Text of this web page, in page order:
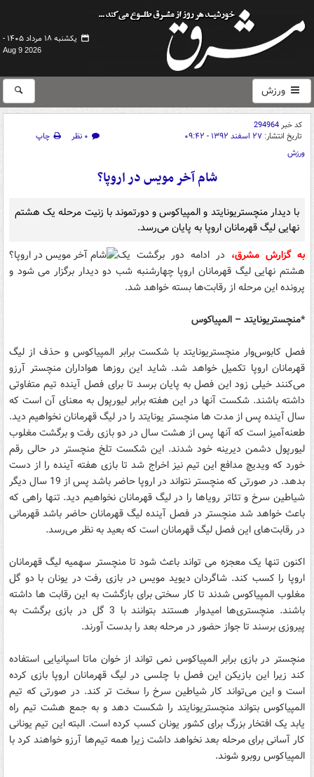
یکشنبه ۱۸ مرداد ۱۴۰۵ -
Aug 9 2026
ورزش
کد خبر294964
تاریخ انتشار: ۲۷ اسفند ۱۳۹۲ - ۰۹:۴۲ ۰ نظر
چاپ
ورزش
شام آخر مویس در اروپا؟
با دیدار منچستر‌یونایتد و المپیاکوس و دورتموند با زنیت مرحله یک هشتم
نهایی لیگ قهرمانان اروپا به پایان می‌رسد.
به گزارش مشرق، در ادامه دور برگشت یک
هشتم نهایی لیگ قهرمانان اروپا چهارشنبه شب دو دیدار برگزار می شود و
پرونده این مرحله از رقابت‌ها بسته خواهد شد.
*منچستر‌یونایتد – المپیاکوس
فصل کابوس‌وار منچستر‌یونایتد با شکست برابر المپیاکوس و حذف از لیگ
قهرمانان اروپا تکمیل خواهد شد. شاید این روز‌ها هواداران منچستر آرزو
می‌کنند خیلی زود این فصل به پایان برسد تا برای فصل آینده تیم متفاوتی
داشته باشند. شکست آنها در این هفته برابر لیورپول به معنای آن است که
سال آینده پس از مدت ها منچستر یونایتد را در لیگ قهرمانان نخواهیم دید.
طعنه‌آمیز است که آنها پس از هشت سال در دو بازی رفت و برگشت مغلوب
لیورپول دشمن دیرینه خود شدند. این شکست تلخ منچستر در حالی رقم
خورد که ویدیچ مدافع این تیم نیز اخراج شد تا بازی هفته آینده را از دست
بدهد. در صورتی که منچستر نتواند در اروپا حاضر باشد پس از 19 سال دیگر
شیاطین سرخ و تئاتر رویاها را در لیگ قهرمانان نخواهیم دید. تنها راهی که
باعث خواهد شد منچستر در فصل آینده لیگ قهرمانان حاضر باشد قهرمانی
در رقابت‌های این فصل لیگ قهرمانان است که بعید به نظر می‌رسد.
اکنون تنها یک معجزه می تواند باعث شود تا منچستر سهمیه لیگ قهرمانان
اروپا را کسب کند. شاگردان دیوید مویس در بازی رفت در یونان با دو گل
مغلوب المپیاکوس شدند تا کار سختی برای بازگشت به این رقابت ها داشته
باشند. منچستری‌ها امیدوار هستند بتوانند با 3 گل در بازی برگشت به
پیروزی برسند تا جواز حضور در مرحله بعد را بدست آورند.
منچستر در بازی برابر المپیاکوس نمی تواند از خوان ماتا اسپانیایی استفاده
کند زیرا این بازیکن این فصل با چلسی در لیگ قهرمانان اروپا بازی کرده
است و این می‌تواند کار شیاطین سرخ را سخت تر کند. در صورتی که تیم
المپیاکوس بتواند منچستر‌یونایتد را شکست دهد و به جمع هشت تیم راه
یابد یک افتخار بزرگ برای کشور یونان کسب کرده است. البته این تیم یونانی
کار آسانی برای مرحله بعد نخواهد داشت زیرا همه تیم‌ها آرزو خواهند کرد با
المپیاکوس روبرو شوند.